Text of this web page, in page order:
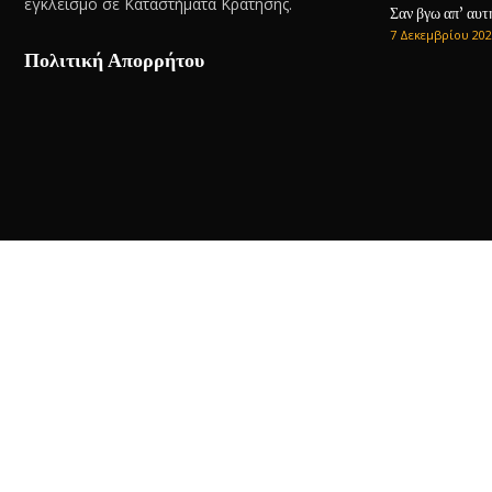
Πολιτική Απορρήτου
Σαν βγω απ’
7 Δεκεμβρίου